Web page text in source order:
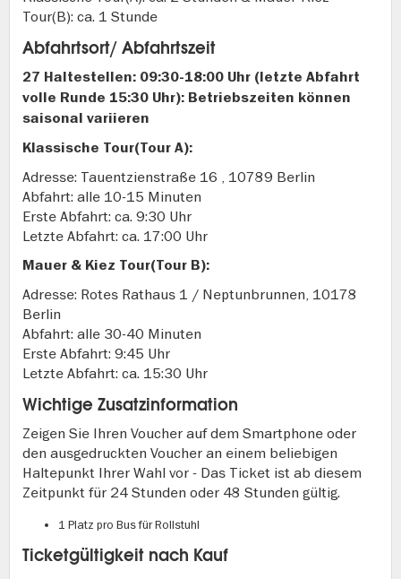
Tour(B): ca. 1 Stunde
Abfahrtsort/ Abfahrtszeit
27 Haltestellen: 09:30-18:00 Uhr (letzte Abfahrt
volle Runde 15:30 Uhr): Betriebszeiten können
saisonal variieren
Klassische Tour(Tour A):
Adresse: Tauentzienstraße 16 , 10789 Berlin
Abfahrt: alle 10-15 Minuten
Erste Abfahrt: ca. 9:30 Uhr
Letzte Abfahrt: ca. 17:00 Uhr
Mauer & Kiez Tour(Tour B):
Adresse: Rotes Rathaus 1 / Neptunbrunnen, 10178
Berlin
Abfahrt: alle 30-40 Minuten
Erste Abfahrt: 9:45 Uhr
Letzte Abfahrt: ca. 15:30 Uhr
Wichtige Zusatzinformation
Zeigen Sie Ihren Voucher auf dem Smartphone oder
den ausgedruckten Voucher an einem beliebigen
Haltepunkt Ihrer Wahl vor - Das Ticket ist ab diesem
Zeitpunkt für 24 Stunden oder 48 Stunden gültig.
1 Platz pro Bus für Rollstuhl
Ticketgültigkeit nach Kauf